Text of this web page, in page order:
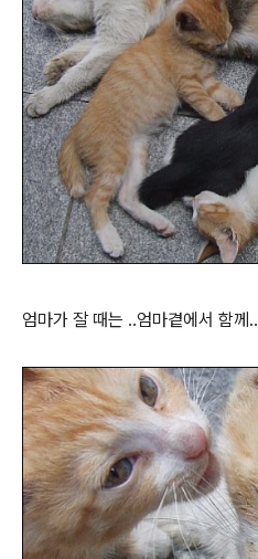
엄마가 잘 때는 ..엄마곁에서 함께..